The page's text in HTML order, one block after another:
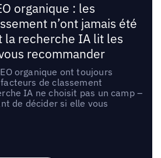
organique : les
n’ont jamais été
la recherche IA lit les
recommander
organique ont toujours
de classement
IA ne choisit pas un camp –
de décider si elle vous